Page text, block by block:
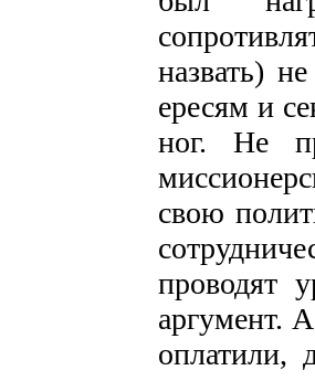
назвать)
ересям и
ног. Не
свою
проводят
аргумент.
оплатили,